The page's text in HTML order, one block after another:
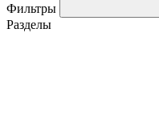
Фильтры
Разделы